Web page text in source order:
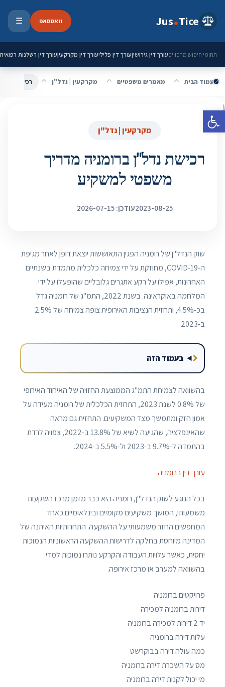
פתח סרגל נגישות
Jus Tice וואטסאפ ☰
תחומי חיפוש מרכזייםעורך דין גירושיןעורך דין פליליעורך דין מקרקעיןעורך דין רשלנות רפואית
עמוד הבית מאמרים משפטיים מקרקעין | נדל"ן רכישת
מקרקעין | נדל"ן
רכישת נדל"ן ברומניה מדריך
משפטי למשקיע
2023-08-25עודכן: 2026-07-15
שוק הנדל"ן של רומניה הפגין התאוששות יוצאת דופן לאחר מגיפת
ה-COVID-19, מחוזקת על ידי צמיחה כלכלית מתמדת בשנתיים
האחרונות, אפילו על רקע אתגרים גלובליים שהופעלו על ידי
המלחמה באוקראינה. בשנת 2022, התמ"ג של רומניה גדל
בכ-4.5%, ותחזית הנציבות האירופית צופה צמיחה של 2.5%
ב-2023.
בעמוד הזה
בהשוואה לצמיחת התמ"ג הממוצעת החזויה של האיחוד האירופי
של 0.8% לשנת 2023, התחזית הכלכלית של רומניה מעידה על
אמון חזק ומתמשך מצד המשקיעים. התחזית גם מראה
שהאינפלציה, שהגיעה לשיא של 13.8% ב-2022, צפויה לרדת
בהתמדה ל-9.7% ב-2023 ול-5.5% ב-2024.
עורך דין ברומניה
בכל הנוגע לשוק הנדל"ן, רומניה היא כבר מזמן מרכז השקעות
משמעותי, המושך משקיעים מקומיים ובינלאומיים כאחד
המחפשים החזר משמעותי על ההשקעה. התחרותיות האיתנה של
המדינה מיוחסת בחלקה לדרישות ההשקעה הראשוניות הנמוכות
יחסית, כאשר עלויות העבודה והקרקע נותרו נמוכות למדי
בהשוואה למערב או מרכז אירופה.
פרויקטים ברומניה
דירות ברומניה למכירה
יד 2 דירות למכירה ברומניה
עלות דירה ברומניה
כמה עולה דירה בבוקרשט
מס על השכרת דירה ברומניה
מי יכול לקנות דירה ברומניה